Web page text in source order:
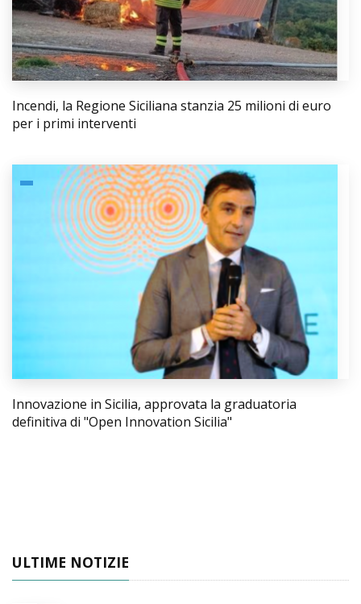
Incendi, la Regione Siciliana stanzia 25 milioni di euro
per i primi interventi
Innovazione in Sicilia, approvata la graduatoria
definitiva di "Open Innovation Sicilia"
ULTIME NOTIZIE